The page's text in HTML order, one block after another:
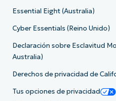
Essential Eight (Australia)
Cyber Essentials (Reino Unido)
Declaración sobre Esclavitud
Australia)
Derechos de privacidad de
Tus opciones de privacidad